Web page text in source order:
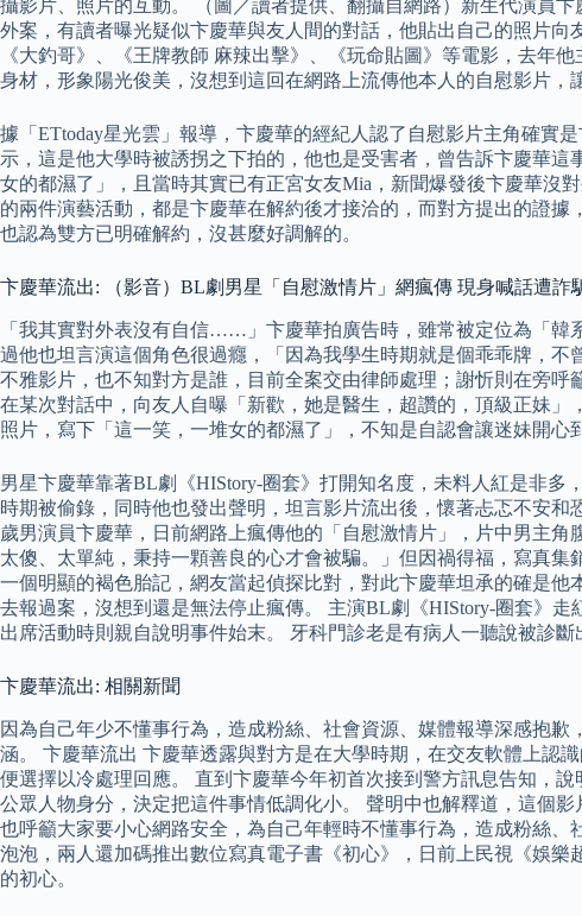
攝影片、照片的互動。 （圖／讀者提供、翻攝自網路）新生代演員
外案，有讀者曝光疑似卞慶華與友人間的對話，他貼出自己的照片
《大釣哥》、《王牌教師 麻辣出擊》、《玩命貼圖》等電影，去年
身材，形象陽光俊美，沒想到這回在網路上流傳他本人的自慰影片，
據「ETtoday星光雲」報導，卞慶華的經紀人認了自慰影片主角確實
示，這是他大學時被誘拐之下拍的，他也是受害者，曾告訴卞慶華
女的都濕了」，且當時其實已有正宮女友Mia，新聞爆發後卞慶華沒
的兩件演藝活動，都是卞慶華在解約後才接洽的，而對方提出的證
也認為雙方已明確解約，沒甚麼好調解的。
卞慶華流出: （影音）BL劇男星「自慰激情片」網瘋傳 現身喊話遭詐
「我其實對外表沒有自信……」卞慶華拍廣告時，雖常被定位為「韓
過他也坦言演這個角色很過癮，「因為我學生時期就是個乖乖牌，
不雅影片，也不知對方是誰，目前全案交由律師處理；謝忻則在旁
在某次對話中，向友人自曝「新歡，她是醫生，超讚的，頂級正妹
照片，寫下「這一笑，一堆女的都濕了」，不知是自認會讓迷妹開心
男星卞慶華靠著BL劇《HIStory-圈套》打開知名度，未料人紅是非
時期被偷錄，同時他也發出聲明，坦言影片流出後，懷著忐忑不安
歲男演員卞慶華，日前網路上瘋傳他的「自慰激情片」，片中男主
太傻、太單純，秉持一顆善良的心才會被騙。」但因禍得福，寫真
一個明顯的褐色胎記，網友當起偵探比對，對此卞慶華坦承的確是
去報過案，沒想到還是無法停止瘋傳。 主演BL劇《HIStory-圈套》
出席活動時則親自說明事件始末。 牙科門診老是有病人一聽說被診
卞慶華流出: 相關新聞
因為自己年少不懂事行為，造成粉絲、社會資源、媒體報導深感抱
涵。 卞慶華流出 卞慶華透露與對方是在大學時期，在交友軟體上認
便選擇以冷處理回應。 直到卞慶華今年初首次接到警方訊息告知，
公眾人物身分，決定把這件事情低調化小。 聲明中也解釋道，這個
也呼籲大家要小心網路安全，為自己年輕時不懂事行為，造成粉絲
泡泡，兩人還加碼推出數位寫真電子書《初心》，日前上民視《娛
的初心。